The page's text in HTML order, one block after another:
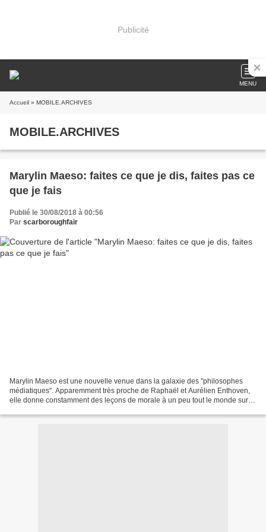
Publicité
MENU
Accueil » MOBILE.ARCHIVES
MOBILE.ARCHIVES
Marylin Maeso: faites ce que je dis, faites pas ce
que je fais
Publié le 30/08/2018 à 00:56
Par scarboroughfair
Marylin Maeso est une nouvelle venue dans la galaxie des "philosophes
médiatiques". Apparemment très proche de Raphaël et Aurélien Enthoven,
elle donne constamment des leçons de morale à un peu tout le monde sur